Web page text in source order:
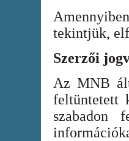
tekintjük,
Szerzői
Az MNB
feltüntetett
szabadon